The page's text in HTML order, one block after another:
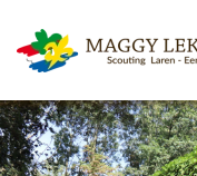
Skip to main content